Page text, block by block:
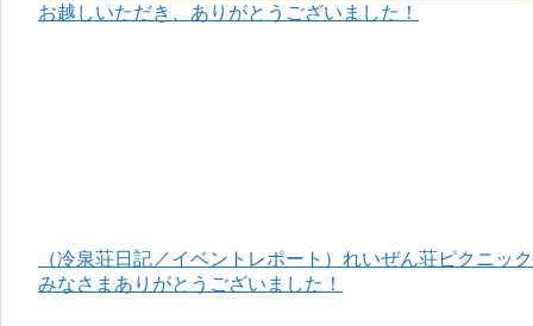
お越しいただき、ありがとうございました！
（冷泉荘日記／イベントレポート）れいぜん荘ピクニッ
みなさまありがとうございました！